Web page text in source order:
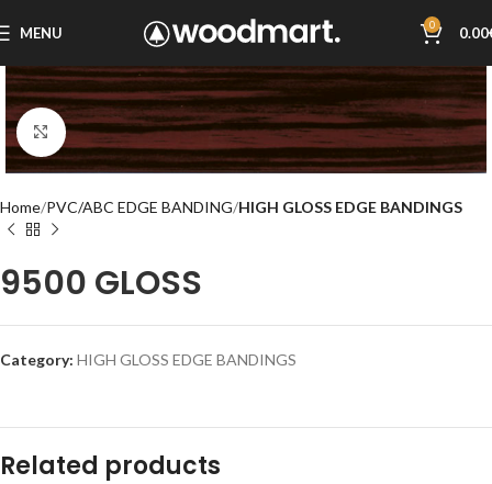
MENU 0 0.00
Click to enlarge
Home PVC/ABC EDGE BANDING HIGH GLOSS EDGE BANDINGS
9500 GLOSS
Category: HIGH GLOSS EDGE BANDINGS
Related products